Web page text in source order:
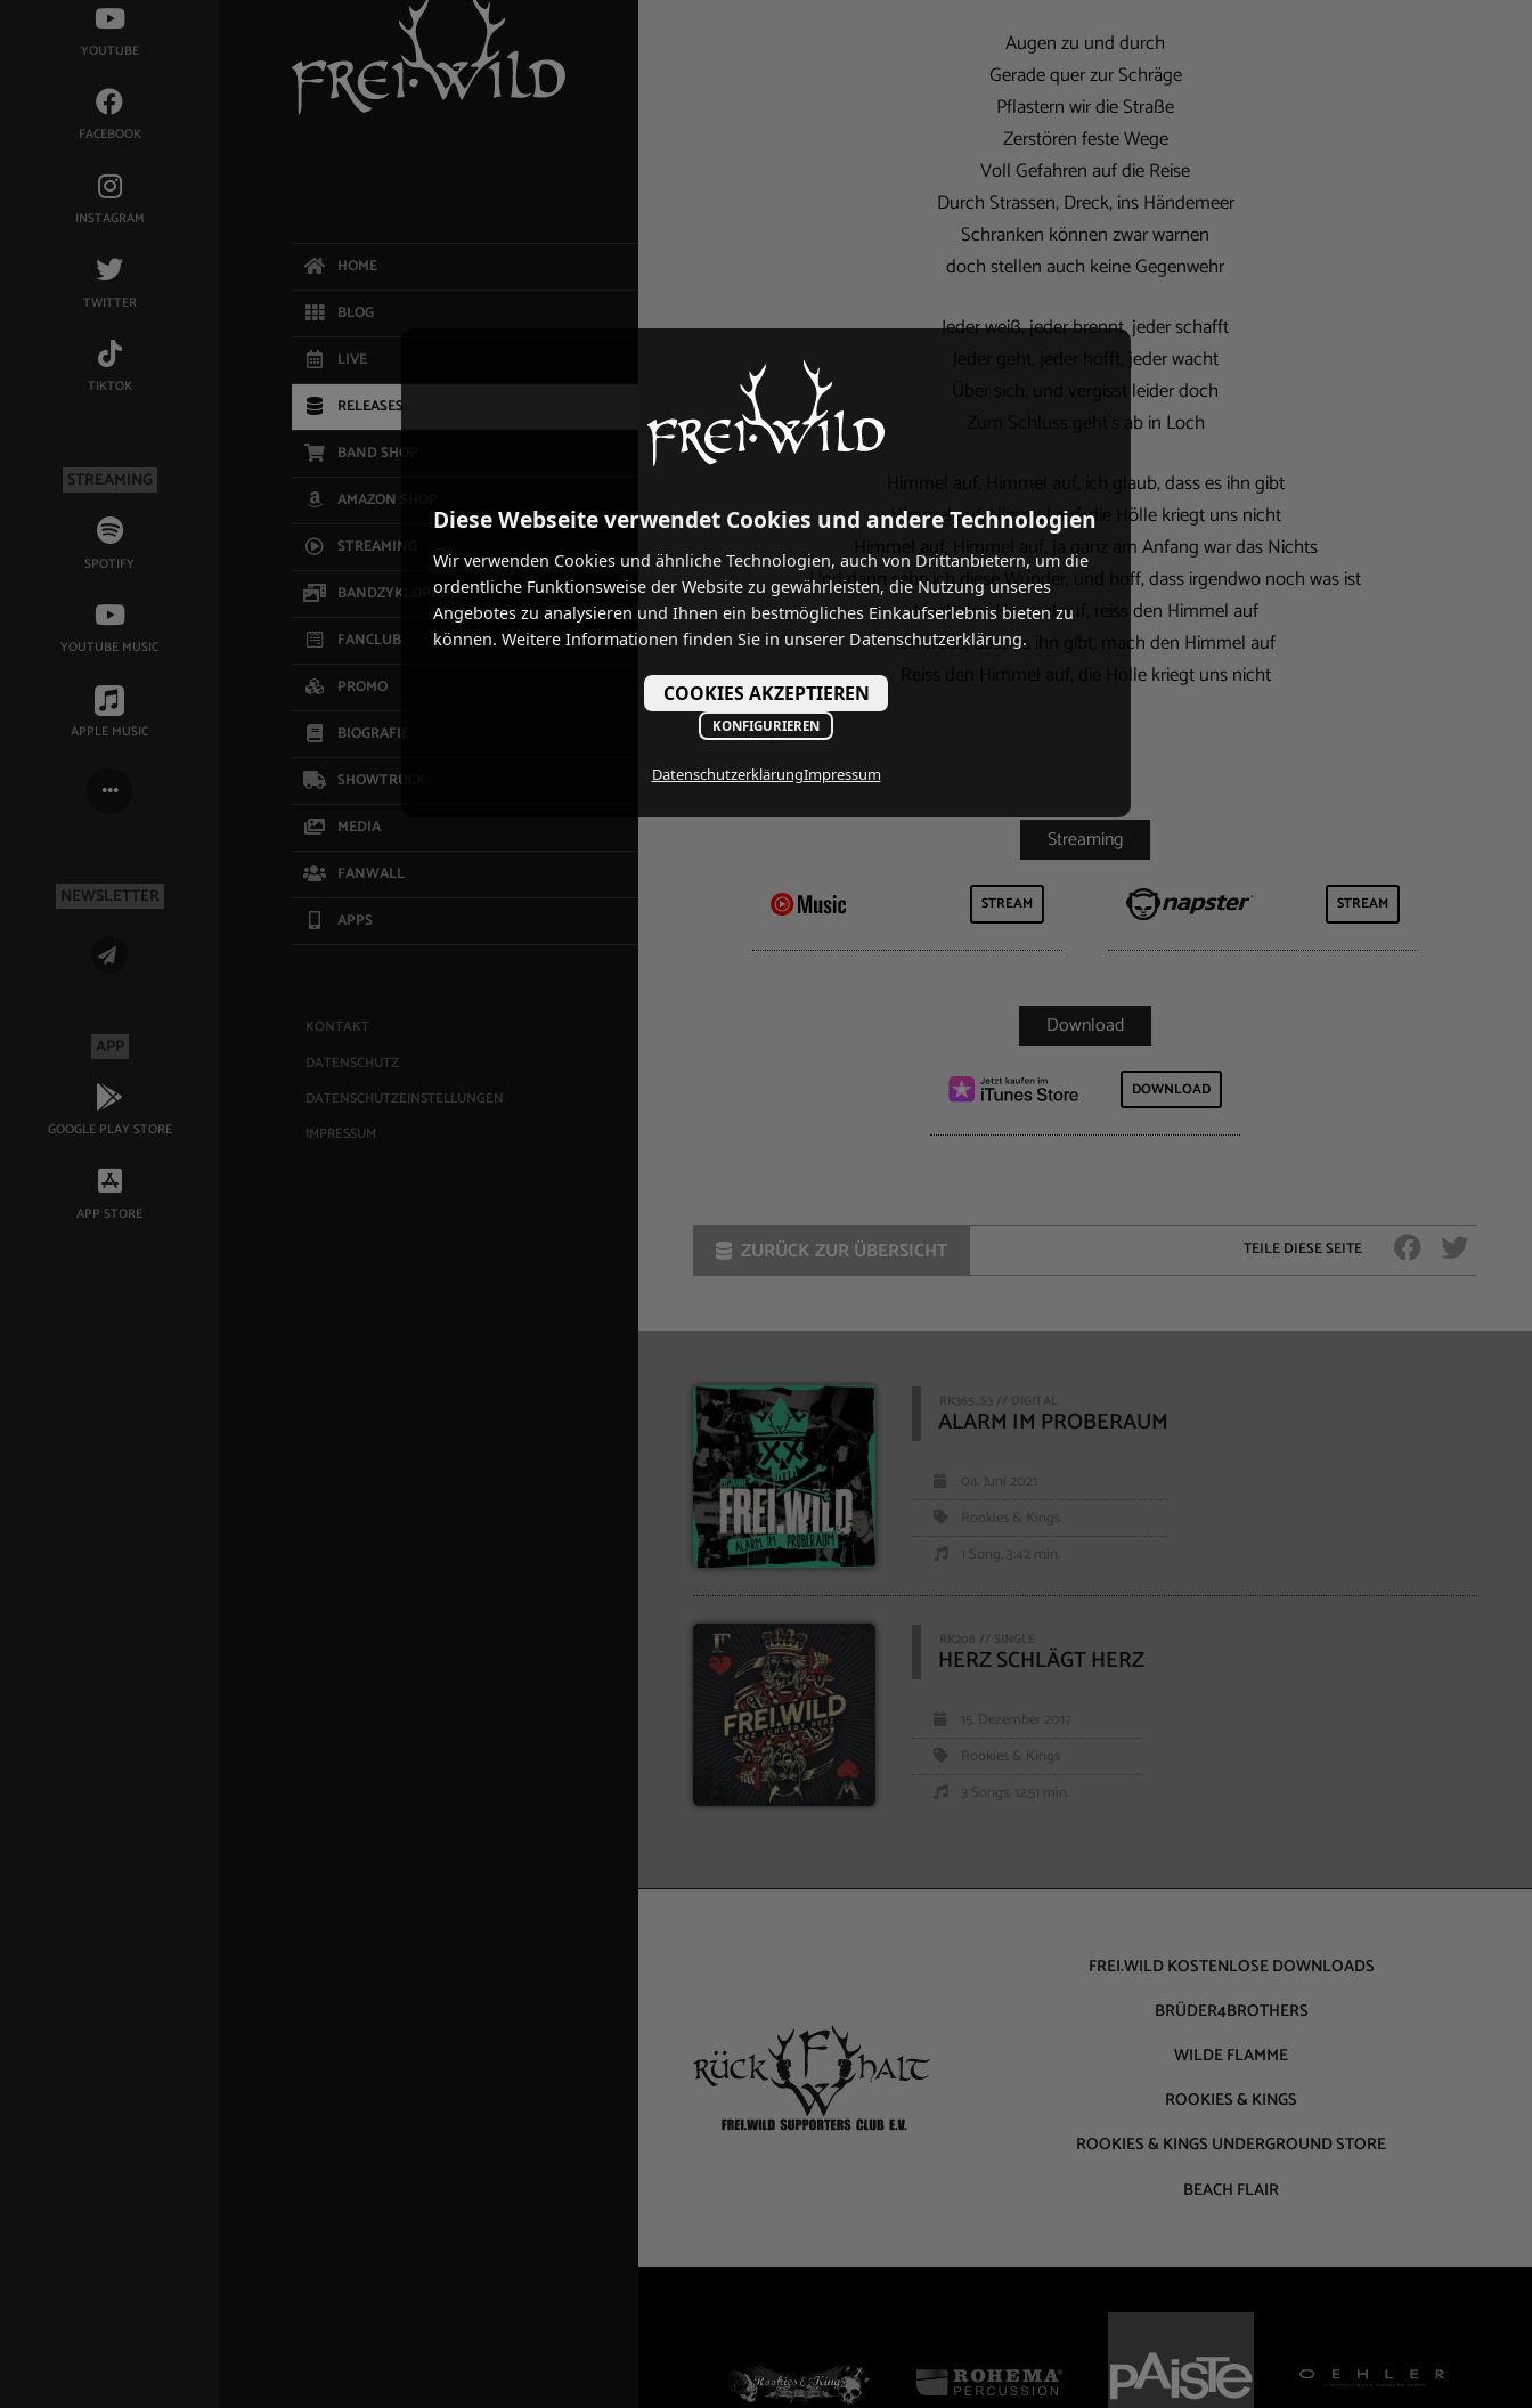
YOUTUBE
FACEBOOK
INSTAGRAM
TWITTER
TIKTOK
STREAMING
SPOTIFY
YOUTUBE MUSIC
APPLE MUSIC
NEWSLETTER
APP
GOOGLE PLAY STORE
APP STORE
HOME
BLOG
LIVE
RELEASES
BAND SHOP
AMAZON SHOP
STREAMING
BANDZYKLOPÄDIE
FANCLUB
PROMO
BIOGRAFIE
SHOWTRUCK
MEDIA
FANWALL
APPS
KONTAKT
DATENSCHUTZ
DATENSCHUTZEINSTELLUNGEN
IMPRESSUM
Augen zu und durch
Gerade quer zur Schräge
Pflastern wir die Straße
Zerstören feste Wege
Voll Gefahren auf die Reise
Durch Strassen, Dreck, ins Händemeer
Schranken können zwar warnen
doch stellen auch keine Gegenwehr
Jeder weiß, jeder brennt, jeder schafft
Jeder geht, jeder hofft, jeder wacht
Über sich, und vergisst leider doch
Zum Schluss geht`s ab in Loch
Himmel auf, Himmel auf, ich glaub, dass es ihn gibt
Himmel auf, Himmel auf, die Hölle kriegt uns nicht
Himmel auf, Himmel auf, ja ganz am Anfang war das Nichts
Und dann sehe ich diese Wunder, und hoff, dass irgendwo noch was ist
Mach den Himmel auf, reiss den Himmel auf
Ich weiss, dass es ihn gibt, mach den Himmel auf
Reiss den Himmel auf, die Hölle kriegt uns nicht
STREAM STREAM
DOWNLOAD
TEILE DIESE SEITE
ZURÜCK ZUR ÜBERSICHT
RK365_S3 // DIGITAL
ALARM IM PROBERAUM
04. Juni 2021
Rookies & Kings
1 Song, 3:42 min.
RK208 // SINGLE
HERZ SCHLÄGT HERZ
15. Dezember 2017
Rookies & Kings
3 Songs, 12:51 min.
FREI.WILD KOSTENLOSE DOWNLOADS
BRÜDER4BROTHERS
WILDE FLAMME
ROOKIES & KINGS
ROOKIES & KINGS UNDERGROUND STORE
BEACH FLAIR
Diese Webseite verwendet Cookies und andere Technologien
Wir verwenden Cookies und ähnliche Technologien, auch von Drittanbietern, um die
ordentliche Funktionsweise der Website zu gewährleisten, die Nutzung unseres
Angebotes zu analysieren und Ihnen ein bestmögliches Einkaufserlebnis bieten zu
können. Weitere Informationen finden Sie in unserer Datenschutzerklärung.
COOKIES AKZEPTIEREN
KONFIGURIEREN
DatenschutzerklärungImpressum